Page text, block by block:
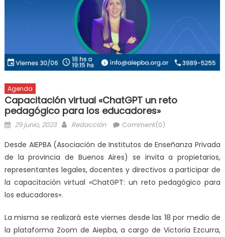
Agenda
Capacitación virtual «ChatGPT un reto
pedagógico para los educadores»
29 junio, 2023 Redacción Comment(0)
Desde AIEPBA (Asociación de Institutos de Enseñanza Privada
de la provincia de Buenos Aires) se invita a propietarios,
representantes legales, docentes y directivos a participar de
la capacitación virtual «ChatGPT: un reto pedagógico para
los educadores».
La misma se realizará este viernes desde las 18 por medio de
la plataforma Zoom de Aiepba, a cargo de Victoria Ezcurra,